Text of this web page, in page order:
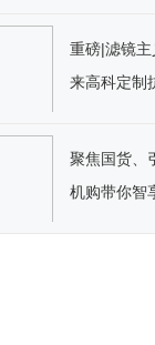
重磅|滤镜
来高科定制
聚焦国货、
机购带你智